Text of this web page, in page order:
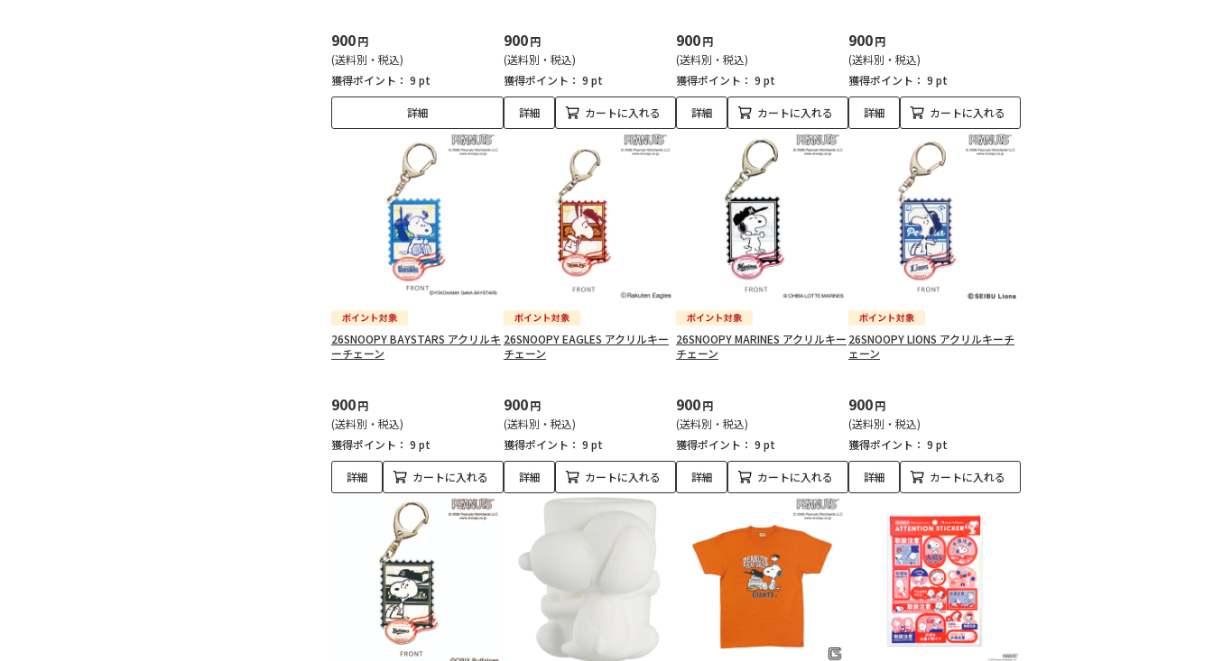
900円
(送料別・税込)
獲得ポイント： 9 pt
詳細
900円
(送料別・税込)
獲得ポイント： 9 pt
詳細 カートに入れる
900円
(送料別・税込)
獲得ポイント： 9 pt
詳細 カートに入れる
900円
(送料別・税込)
獲得ポイント： 9 pt
詳細 カートに入れる
26SNOOPY BAYSTARS アクリルキ
ーチェーン
900円
(送料別・税込)
獲得ポイント： 9 pt
詳細 カートに入れる
26SNOOPY EAGLES アクリルキー
チェーン
900円
(送料別・税込)
獲得ポイント： 9 pt
詳細 カートに入れる
26SNOOPY MARINES アクリルキー
チェーン
900円
(送料別・税込)
獲得ポイント： 9 pt
詳細 カートに入れる
26SNOOPY LIONS アクリルキーチ
ェーン
900円
(送料別・税込)
獲得ポイント： 9 pt
詳細 カートに入れる